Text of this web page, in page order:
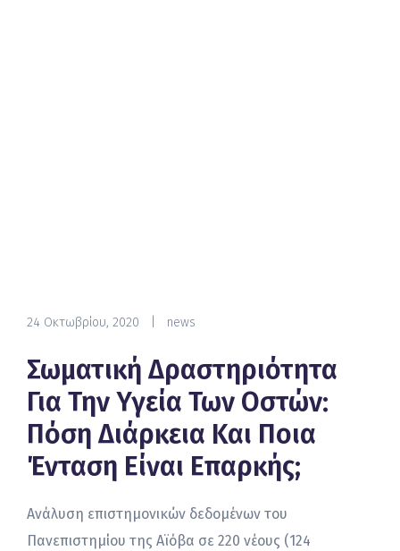
24 Οκτωβρίου, 2020 news
Σωματική Δραστηριότητα
Για Την Υγεία Των Οστών:
Πόση Διάρκεια Και Ποια
Ένταση Είναι Επαρκής;
Ανάλυση επιστημονικών δεδομένων του
Πανεπιστημίου της Αϊόβα σε 220 νέους (124